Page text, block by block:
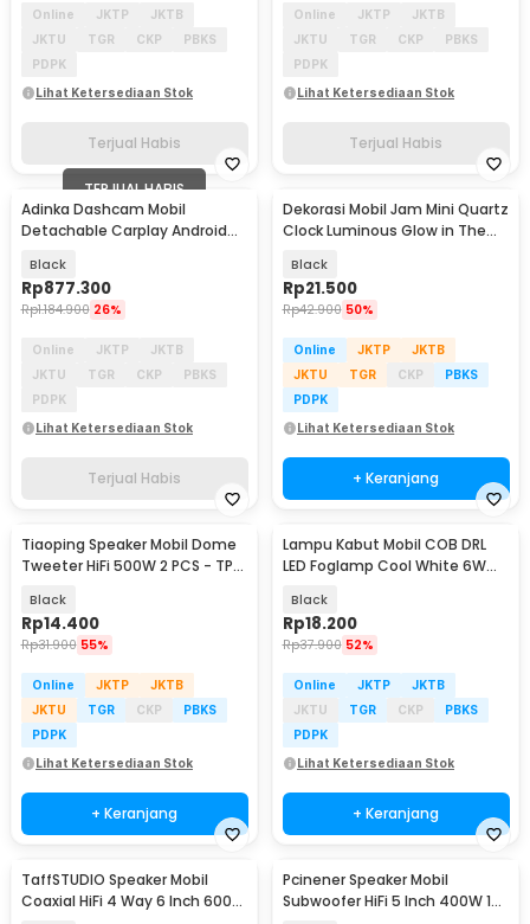
Online JKTP
JKTB
JKTU
TGR CKP
PBKS
PDPK
Lihat Ketersediaan Stok
Terjual Habis
Online JKTP
JKTB
JKTU
TGR CKP
PBKS
PDPK
Lihat Ketersediaan Stok
Terjual Habis
TERJUAL HABIS
Adinka Dashcam Mobil
Detachable Carplay Android
DA
Black
Rp877.300
Rp1.184.900 26%
Online JKTP
JKTB
JKTU
TGR CKP
PBKS
PDPK
Lihat Ketersediaan Stok
Terjual Habis
Dekorasi Mobil Jam Mini Quartz
Clock Luminous Glow in The
Black
Rp21.500
Rp42.900 50%
Online JKTP
JKTB
JKTU
TGR CKP
PBKS
PDPK
Lihat Ketersediaan Stok
+ Keranjang
Tiaoping Speaker Mobil Dome
Tweeter HiFi 500W 2 PCS - TP-
Black
Rp14.400
Rp31.900 55%
Online JKTP
JKTB
JKTU
TGR CKP
PBKS
PDPK
Lihat Ketersediaan Stok
+ Keranjang
Lampu Kabut Mobil COB DRL
LED Foglamp Cool White 6W
Black
Rp18.200
Rp37.900 52%
Online JKTP
JKTB
JKTU
TGR CKP
PBKS
PDPK
Lihat Ketersediaan Stok
+ Keranjang
TaffSTUDIO Speaker Mobil
Coaxial HiFi 4 Way 6 Inch 600W
Pcinener Speaker Mobil
Subwoofer HiFi 5 Inch 400W 1